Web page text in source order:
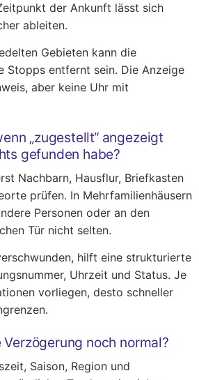
der Ankunft lässt sich
ableiten.
Gebieten kann die
Stopps entfernt sein. Die Anzeige
aber keine Uhr mit
„zugestellt“ angezeigt
gefunden habe?
Nachbarn, Hausflur, Briefkasten
prüfen. In Mehrfamilienhäusern
Personen oder an den
Tür nicht selten.
hilft eine strukturierte
Uhrzeit und Status. Je
vorliegen, desto schneller
noch normal?
Saison, Region und